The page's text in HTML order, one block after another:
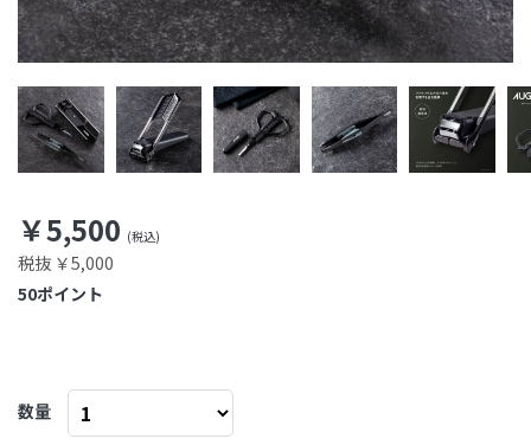
￥5,500
税抜 ￥5,000
ポイント
50
数量